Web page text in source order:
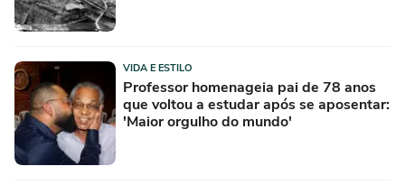
VIDA E ESTILO
Professor homenageia pai de 78 anos
que voltou a estudar após se aposentar:
'Maior orgulho do mundo'